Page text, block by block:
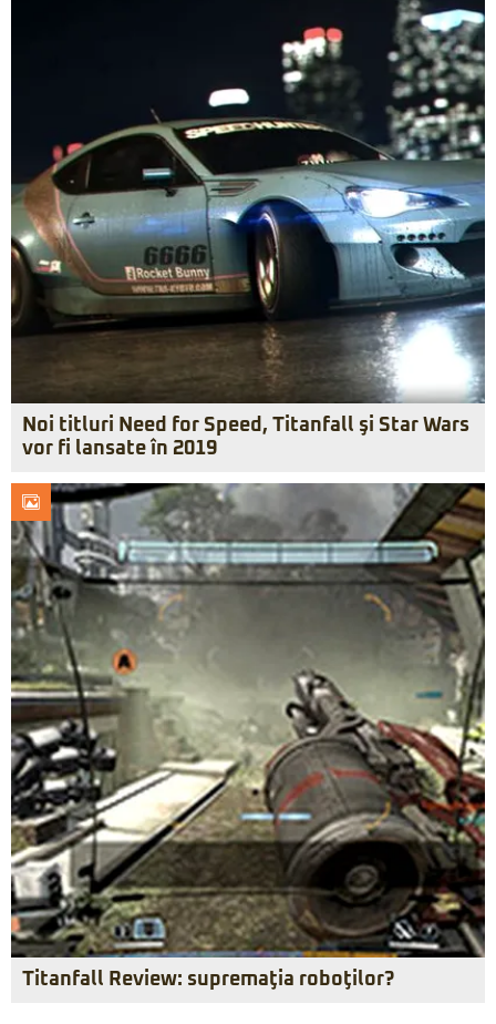
Noi titluri Need for Speed, Titanfall şi Star Wars
vor fi lansate în 2019
Titanfall Review: supremaţia roboţilor?